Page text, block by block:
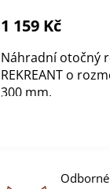
5,0
z
5
1 159 Kč
Náhradní otočný
REKREANT o
300 mm.